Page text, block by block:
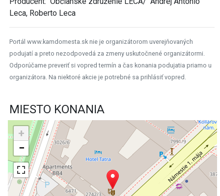
Leca, Roberto Leca
Portál www.kamdomesta.sk nie je organizátorom uverejňovaných
podujatí a preto nezodpovedá za zmeny uskutočnené organizátormi.
Odporúčame preveriť si vopred termín a čas konania podujatia priamo u
organizátora. Na niektoré akcie je potrebné sa prihlásiť vopred.
MIESTO KONANIA
+
−